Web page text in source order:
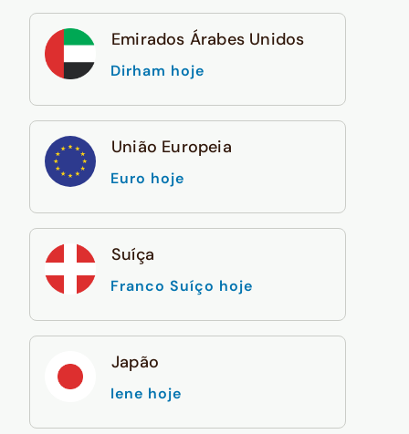
Emirados Árabes Unidos
Dirham hoje
União Europeia
Euro hoje
Suíça
Franco Suíço hoje
Japão
Iene hoje